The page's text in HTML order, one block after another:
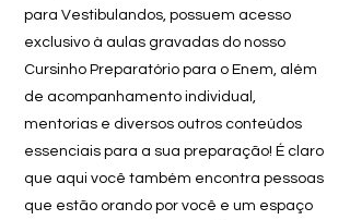
para Vestibulandos, possuem acesso
exclusivo à aulas gravadas do nosso
Cursinho Preparatório para o Enem, além
de acompanhamento individual,
mentorias e diversos outros conteúdos
essenciais para a sua preparação! É claro
que aqui você também encontra pessoas
que estão orando por você e um espaço